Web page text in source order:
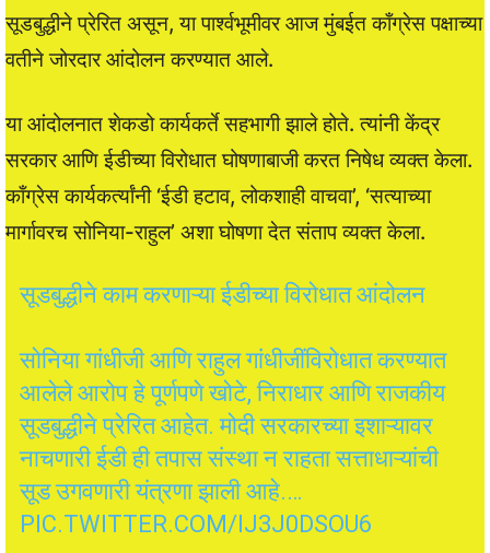
सूडबुद्धीने प्रेरित असून, या पार्श्वभूमीवर आज मुंबईत काँग्रेस पक्षाच्या
वतीने जोरदार आंदोलन करण्यात आले.
या आंदोलनात शेकडो कार्यकर्ते सहभागी झाले होते. त्यांनी केंद्र
सरकार आणि ईडीच्या विरोधात घोषणाबाजी करत निषेध व्यक्त केला.
काँग्रेस कार्यकर्त्यांनी ‘ईडी हटाव, लोकशाही वाचवा’, ‘सत्याच्या
मार्गावरच सोनिया-राहुल’ अशा घोषणा देत संताप व्यक्त केला.
सूडबुद्धीने काम करणाऱ्या ईडीच्या विरोधात आंदोलन
सोनिया गांधीजी आणि राहुल गांधीजींविरोधात करण्यात
आलेले आरोप हे पूर्णपणे खोटे, निराधार आणि राजकीय
सूडबुद्धीने प्रेरित आहेत. मोदी सरकारच्या इशाऱ्यावर
नाचणारी ईडी ही तपास संस्था न राहता सत्ताधाऱ्यांची
सूड उगवणारी यंत्रणा झाली आहे.…
PIC.TWITTER.COM/IJ3J0DSOU6